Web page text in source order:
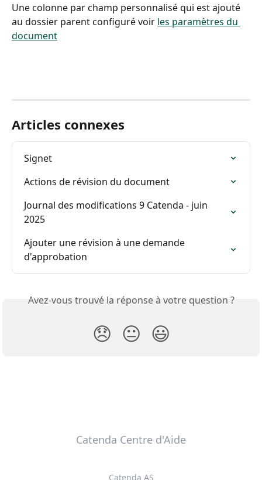
Une colonne par champ personnalisé qui est ajouté
au dossier parent configuré voir les paramètres du
document
Articles connexes
Signet
Actions de révision du document
Journal des modifications 9 Catenda - juin
2025
Ajouter une révision à une demande
d'approbation
Avez-vous trouvé la réponse à votre question ?
😞 😐 😃
Catenda Centre d'Aide
Catenda AS